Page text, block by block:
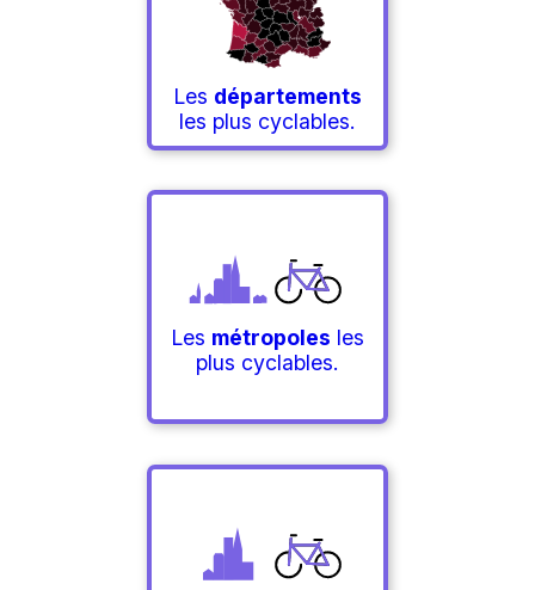
Les départements
les plus cyclables.
Les métropoles les
plus cyclables.